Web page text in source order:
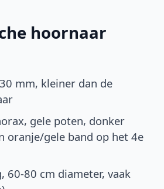
hoornaar
mm, kleiner dan de
gele poten, donker
oranje/gele band op het 4e
60-80 cm diameter, vaak